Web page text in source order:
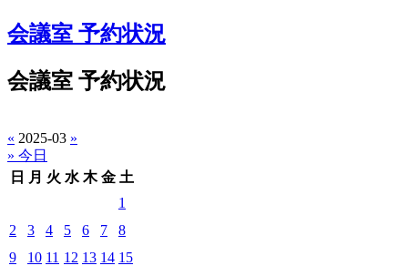
会議室 予約状況
会議室 予約状況
« 2025-03 »
» 今日
日
月 火 水 木 金 土
1
2
3 4 5 6 7
8
9
10 11 12 13 14 15